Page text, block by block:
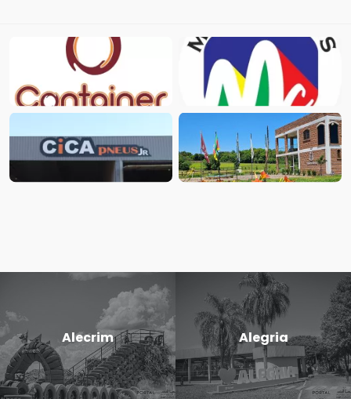
Alecrim Alegria